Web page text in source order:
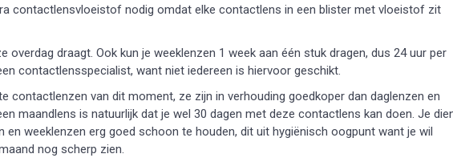
contactlensvloeistof nodig omdat elke contactlens in een blister met vloeistof zit
overdag draagt. Ook kun je weeklenzen 1 week aan één stuk dragen, dus 24 uur per
contactlensspecialist, want niet iedereen is hiervoor geschikt.
contactlenzen van dit moment, ze zijn in verhouding goedkoper dan daglenzen en
maandlens is natuurlijk dat je wel 30 dagen met deze contactlens kan doen. Je
en weeklenzen erg goed schoon te houden, dit uit hygiënisch oogpunt want je wil
nog scherp zien.